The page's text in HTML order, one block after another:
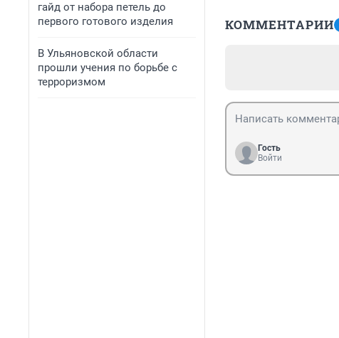
гайд от набора петель до
первого готового изделия
В Ульяновской области
прошли учения по борьбе с
терроризмом
КОММЕНТАРИИ
Гость
Войти